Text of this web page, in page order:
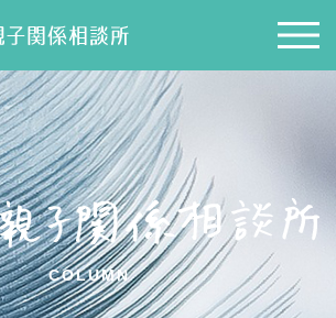
COLUMN